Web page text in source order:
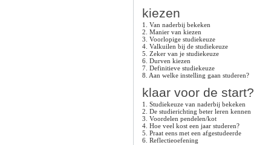
kiezen
1. Van naderbij bekeken
2. Manier van kiezen
3. Voorlopige studiekeuze
4. Valkuilen bij de studiekeuze
5. Zeker van je studiekeuze
6. Durven kiezen
7. Definitieve studiekeuze
8. Aan welke instelling gaan studeren?
klaar voor de start?
1. Studiekeuze van naderbij bekeken
2. De studierichting beter leren kennen
3. Voordelen pendelen/kot
4. Hoe veel kost een jaar studeren?
5. Praat eens met een afgestudeerde
6. Reflectieoefening